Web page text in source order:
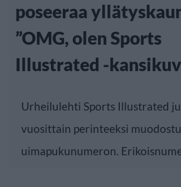
poseeraa
”OMG, olen Sports
Illustrated -
Urheilulehti Sports Illustrated
vuosittain perinteeksi
uimapukunumeron.